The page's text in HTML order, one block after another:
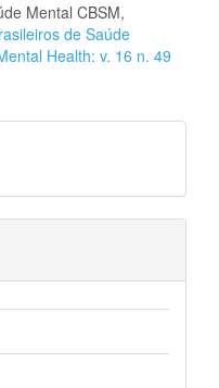
Mental CBSM,
de Saúde
Health: v. 16 n. 49